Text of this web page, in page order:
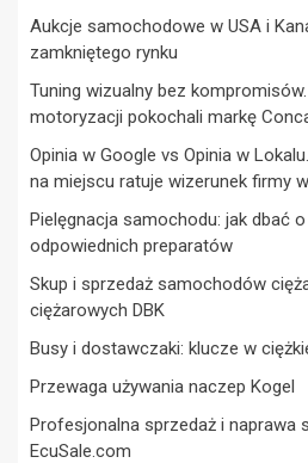
Aukcje samochodowe w USA i
zamkniętego rynku
Tuning wizualny bez
motoryzacji pokochali markę
Opinia w Google vs Opinia w
na miejscu ratuje wizerunek firmy
Pielęgnacja samochodu: jak dbać
odpowiednich preparatów
Skup i sprzedaż samochodów
ciężarowych DBK
Busy i dostawczaki: klucze w
Przewaga używania naczep Kogel
Profesjonalna sprzedaż i naprawa
EcuSale.com